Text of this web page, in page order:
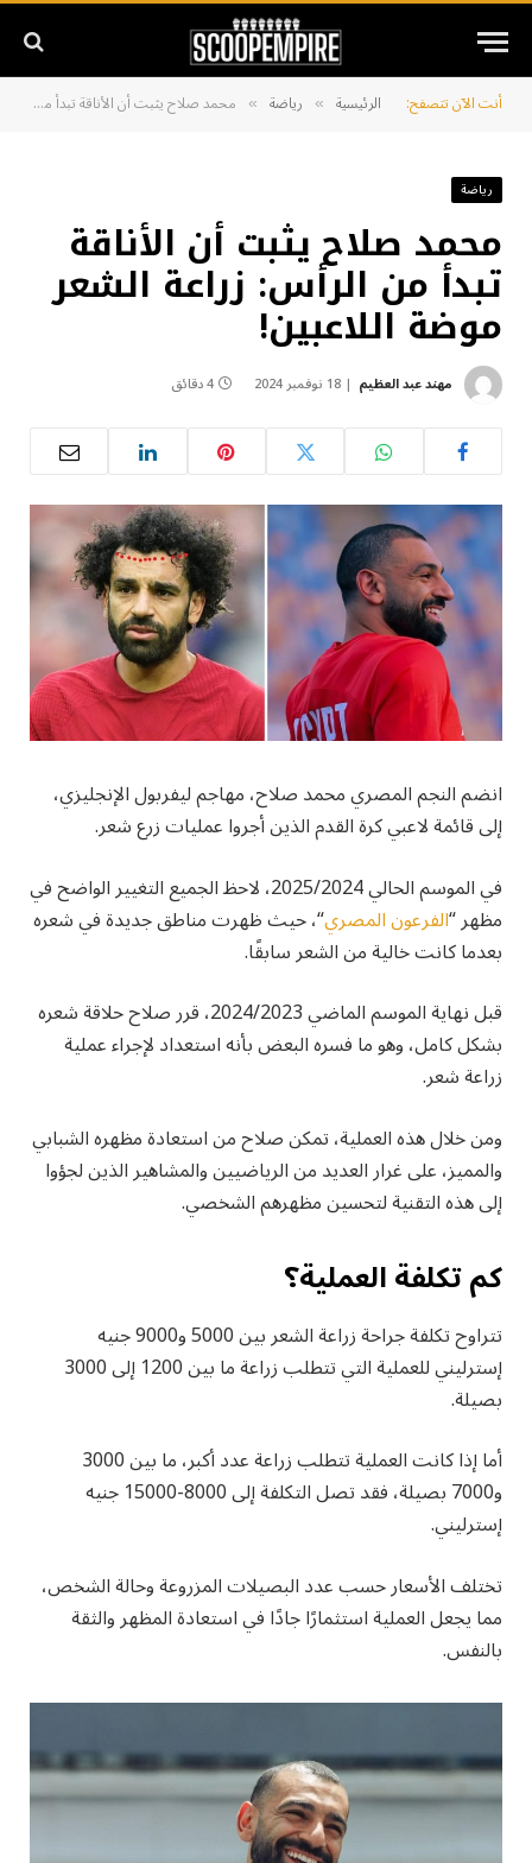
أنت الآن تتصفح: الرئيسية » رياضة » محمد صلاح يثبت أن الأناقة تبدأ من الرأس: زراعة الشعر موضة اللاعبين!
رياضة
محمد صلاح يثبت أن الأناقة
تبدأ من الرأس: زراعة الشعر
موضة اللاعبين!
مهند عبد العظيم 18 نوفمبر 2024 4 دقائق
انضم النجم المصري محمد صلاح، مهاجم ليفربول الإنجليزي،
إلى قائمة لاعبي كرة القدم الذين أجروا عمليات زرع شعر.
في الموسم الحالي 2025/2024، لاحظ الجميع التغيير الواضح في
مظهر “الفرعون المصري“، حيث ظهرت مناطق جديدة في شعره
بعدما كانت خالية من الشعر سابقًا.
قبل نهاية الموسم الماضي 2024/2023، قرر صلاح حلاقة شعره
بشكل كامل، وهو ما فسره البعض بأنه استعداد لإجراء عملية
زراعة شعر.
ومن خلال هذه العملية، تمكن صلاح من استعادة مظهره الشبابي
والمميز، على غرار العديد من الرياضيين والمشاهير الذين لجؤوا
إلى هذه التقنية لتحسين مظهرهم الشخصي.
كم تكلفة العملية؟
تتراوح تكلفة جراحة زراعة الشعر بين 5000 و9000 جنيه
إسترليني للعملية التي تتطلب زراعة ما بين 1200 إلى 3000
بصيلة.
أما إذا كانت العملية تتطلب زراعة عدد أكبر، ما بين 3000
و7000 بصيلة، فقد تصل التكلفة إلى 8000-15000 جنيه
إسترليني.
تختلف الأسعار حسب عدد البصيلات المزروعة وحالة الشخص،
مما يجعل العملية استثمارًا جادًا في استعادة المظهر والثقة
بالنفس.